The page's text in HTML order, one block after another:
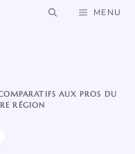
MENU
AUX PROS DU
RÉGION